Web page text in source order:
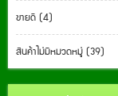
ขายดี (4)
สินค้าไม่มีหมวดหมู่ (39)